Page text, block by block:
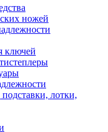
ножей
ключей
лотки,